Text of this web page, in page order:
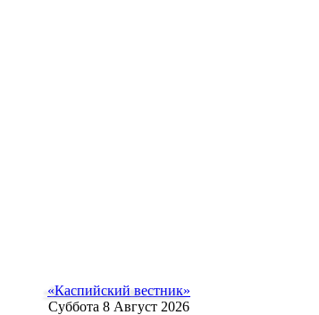
«Каспийский вестник»
Суббота 8 Август 2026